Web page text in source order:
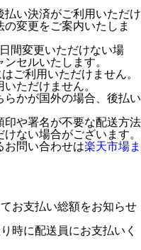
い決済がご利用いただけ
変更をご案内いたしま
間変更いただけない場
セルいたします。
ご利用いただけません。
ただけません。
かが国外の場合、後払い
や署名が不要な配送方法
ない場合がございます。
問い合わせは楽天市場ま
お支払い総額をお知らせ
時に配送員にお支払いく